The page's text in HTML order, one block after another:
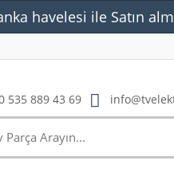
535 889 43 69
havelesi ile Satın